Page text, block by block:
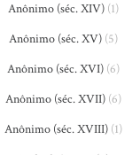
Anônimo (séc. XIV)(1)
Anônimo (séc. XV)(5)
Anônimo (séc. XVI)(6)
Anônimo (séc. XVII)(6)
Anônimo (séc. XVIII)(1)